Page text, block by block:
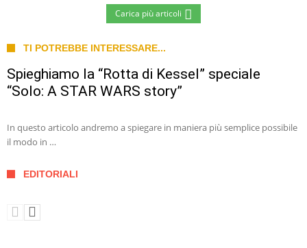
Carica più articoli
TI POTREBBE INTERESSARE...
Spieghiamo la “Rotta di Kessel” speciale
“Solo: A STAR WARS story”
In questo articolo andremo a spiegare in maniera più semplice possibile
il modo in …
EDITORIALI